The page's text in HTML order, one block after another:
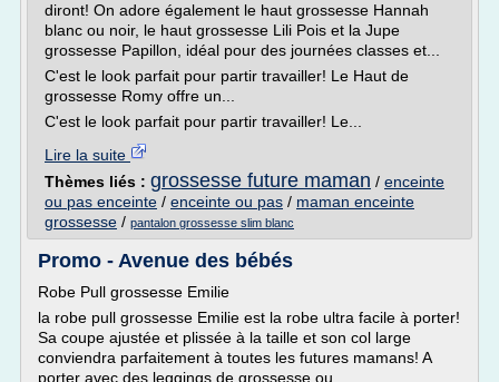
diront! On adore également le haut grossesse Hannah
blanc ou noir, le haut grossesse Lili Pois et la Jupe
grossesse Papillon, idéal pour des journées classes et...
C'est le look parfait pour partir travailler! Le Haut de
grossesse Romy offre un...
C'est le look parfait pour partir travailler! Le...
Lire la suite
Thèmes liés : grossesse future maman / enceinte
ou pas enceinte / enceinte ou pas / maman enceinte
grossesse / pantalon grossesse slim blanc
Promo - Avenue des bébés
Robe Pull grossesse Emilie
la robe pull grossesse Emilie est la robe ultra facile à porter!
Sa coupe ajustée et plissée à la taille et son col large
conviendra parfaitement à toutes les futures mamans! A
porter avec des leggings de grossesse ou...